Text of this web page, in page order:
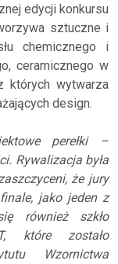
edycji konkursu
sztuczne i
chemicznego i
ceramicznego w
których wytwarza
design.
perełki –
Rywalizacja była
że jury
jako jeden z
również szkło
które zostało
Wzornictwa